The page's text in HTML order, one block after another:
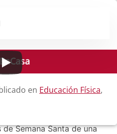
en Educación Física,
Semana Santa de una